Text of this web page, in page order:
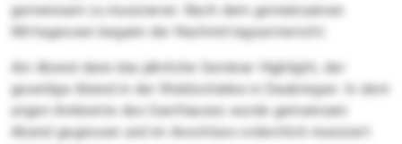
gemeinsam zu musizieren. Nach dem gemeinsamen
Mittagessen begann der Nachmittagsunterricht.
Am Abend dann das jährliche Seminar-Highlight, der
gesellige Abend in der Waldschänke in Daubringen. In dem
urigen Ambiente des Gasthauses wurde gemeinsam
Abend gegessen und im Anschluss ordentlich musiziert